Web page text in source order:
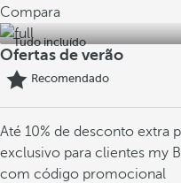
Compara
Tudo incluído
Ofertas de verão
Recomendado
Até 10% de desconto extra
exclusivo para clientes my
com código promocional